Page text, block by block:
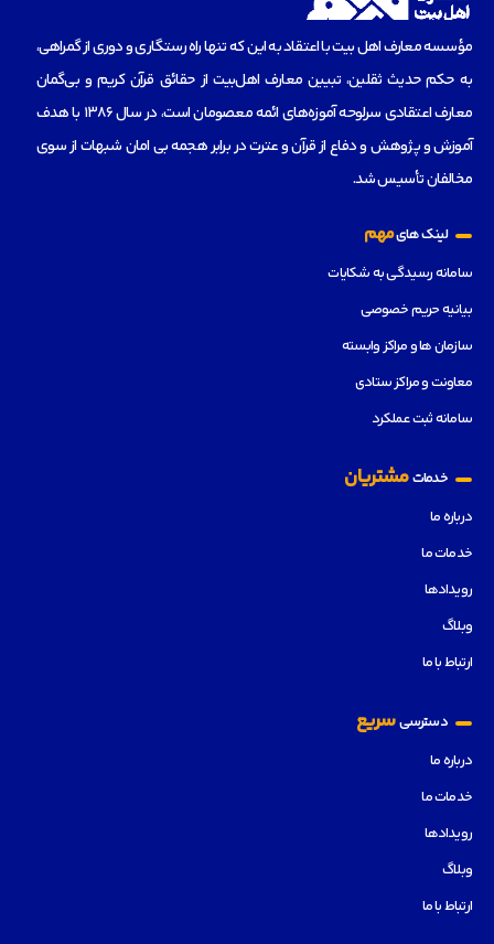
مؤسسه‌ معارف اهل بیت با اعتقاد به این که تنها راه رستگاری و دوری از گمراهی،
به حکم حدیث ثقلین، تبیین معارف اهل‌بیت از حقائق قرآن کریم و بی‌گمان
معارف اعتقادی سرلوحه آموزه‌های ائمه معصومان است، در سال 1386 با هدف
آموزش و پژوهش و دفاع از قرآن و عترت در برابر هجمه بی امان شبهات از سوی
مخالفان تأسیس شد.
لینک هایمهم
سامانه رسیدگی به شکایات
بیانیه حریم خصوصی
سازمان ها و مراکز وابسته
معاونت و مراکز ستادی
سامانه ثبت عملکرد
خدماتمشتریان
درباره ما
خدمات ما
رویدادها
وبلاگ
ارتباط با ما
دسترسیسریع
درباره ما
خدمات ما
رویدادها
وبلاگ
ارتباط با ما